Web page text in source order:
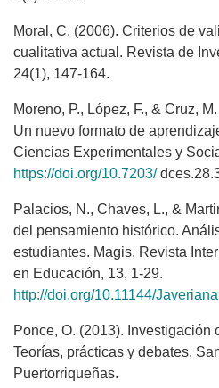
Moral, C. (2006). Criterios de
cualitativa actual. Revista de
24(1), 147-164.
Moreno, P., López, F., & Cruz,
Un nuevo formato de
Ciencias Experimentales y
https://doi.org/10.7203/
Palacios, N., Chaves, L., &
del pensamiento histórico.
estudiantes. Magis. Revista
en Educación, 13, 1-29.
http://doi.org/10.11144/
Ponce, O. (2013). Investigación
Teorías, prácticas y debates.
Puertorriqueñas.